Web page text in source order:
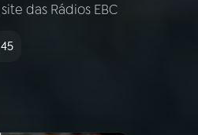
das Rádios EBC